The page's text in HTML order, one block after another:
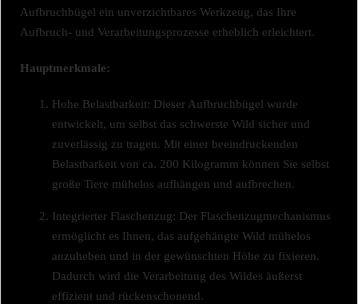
Aufbruchbügel ein unverzichtbares Werkzeug, das Ihre
Aufbruch- und Verarbeitungsprozesse erheblich erleichtert.
Hauptmerkmale:
Hohe Belastbarkeit: Dieser Aufbruchbügel wurde
entwickelt, um selbst das schwerste Wild sicher und
zuverlässig zu tragen. Mit einer beeindruckenden
Belastbarkeit von ca. 200 Kilogramm können Sie selbst
große Tiere mühelos aufhängen und aufbrechen.
Integrierter Flaschenzug: Der Flaschenzugmechanismus
ermöglicht es Ihnen, das aufgehängte Wild mühelos
anzuheben und in der gewünschten Höhe zu fixieren.
Dadurch wird die Verarbeitung des Wildes äußerst
effizient und rückenschonend.